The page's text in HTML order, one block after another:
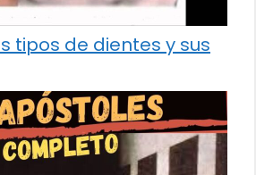
tipos de dientes y sus